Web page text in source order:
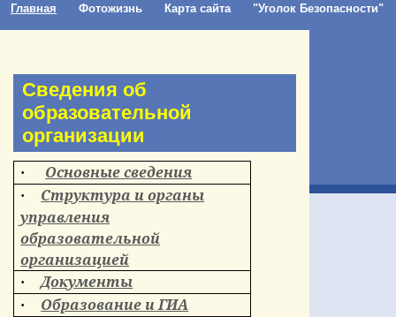
Главная Фотожизнь Карта сайта "Уголок Безопасности"
Сведения об
образовательной
организации
· Основные сведения
·
Структура и органы
управления
образовательной
организацией
· Документы
· Образование и ГИА